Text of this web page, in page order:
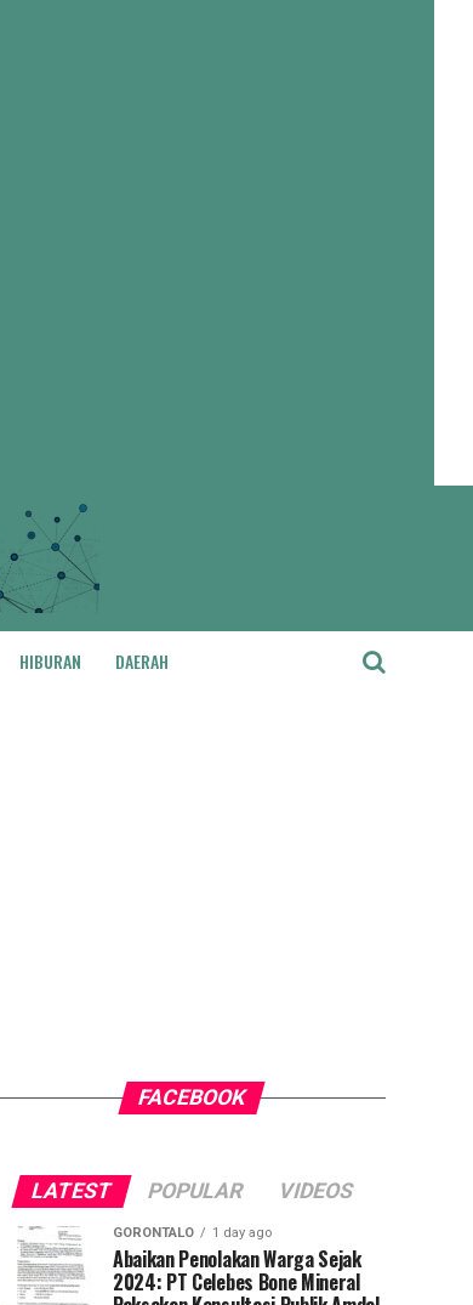
HIBURAN DAERAH
FACEBOOK
LATEST POPULAR VIDEOS
GORONTALO 1 day ago
Abaikan Penolakan Warga Sejak
2024: PT Celebes Bone Mineral